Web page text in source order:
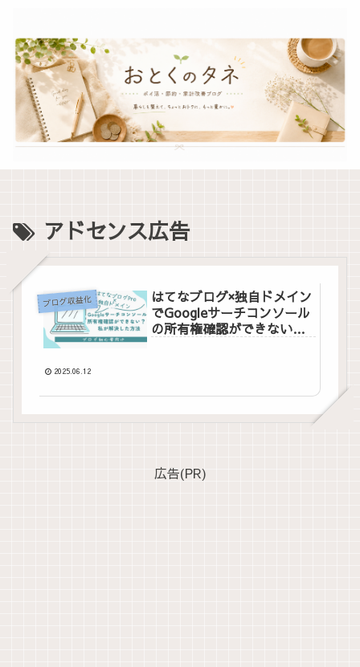
アドセンス広告
ブログ収益化
はてなブログ×独自ドメイン
でGoogleサーチコンソール
の所有権確認ができない？
2025.06.12
広告(PR)